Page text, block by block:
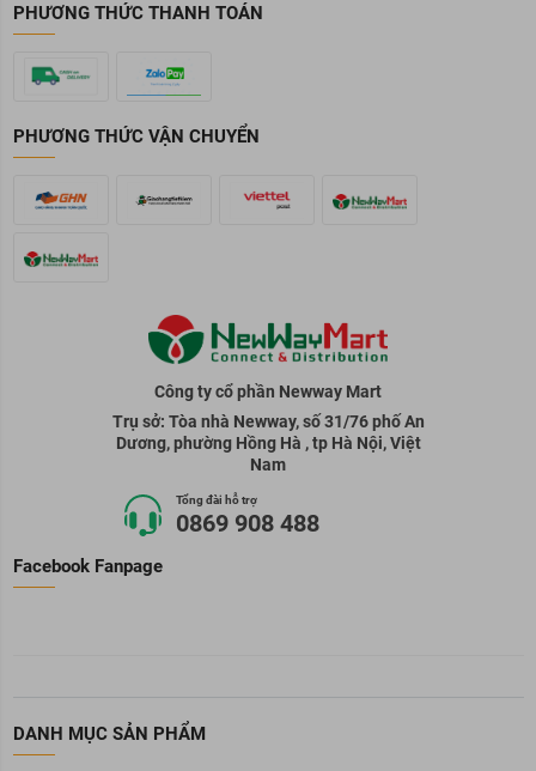
PHƯƠNG THỨC THANH TOÁN
PHƯƠNG THỨC VẬN CHUYỂN
Công ty cổ phần Newway Mart
Trụ sở: Tòa nhà Newway, số 31/76 phố An
Dương, phường Hồng Hà , tp Hà Nội, Việt
Nam
Tổng đài hỗ trợ
0869 908 488
Facebook Fanpage
DANH MỤC SẢN PHẨM